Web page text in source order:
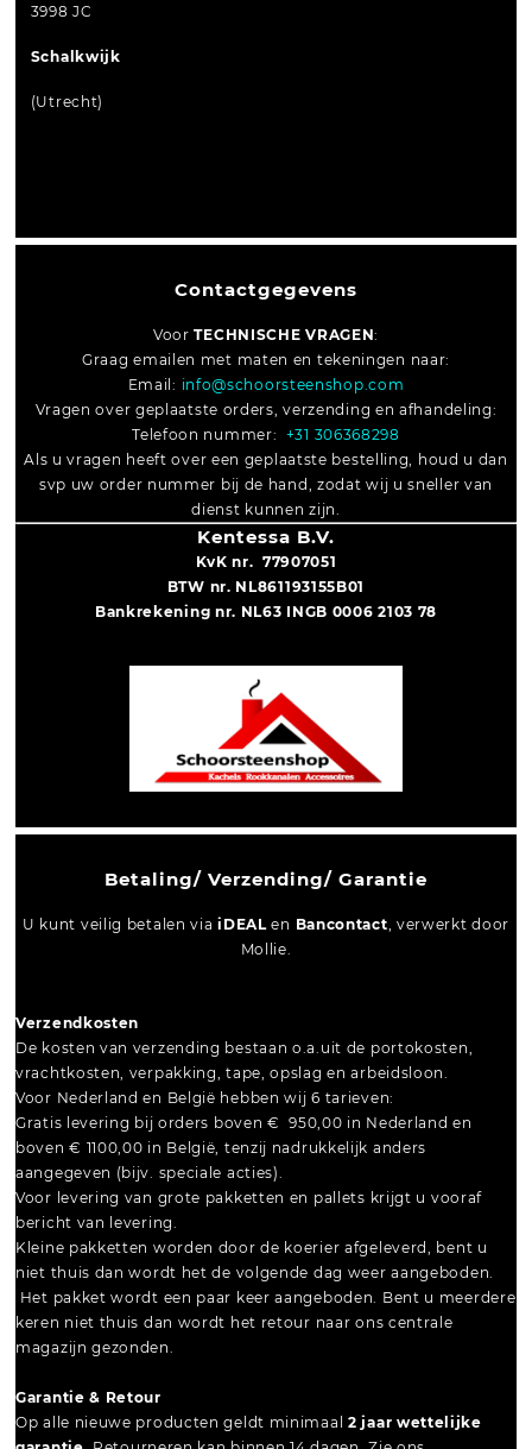
Betaling/ Verzending/ Garantie
U kunt veilig betalen viaiDEALen Bancontact, verwerkt door
Mollie.
Verzendkosten
De kosten van verzending bestaan o.a.uit de portokosten,
vrachtkosten, verpakking, tape, opslag en arbeidsloon.
Voor Nederland en België hebben wij 6 tarieven:
Gratis levering bij orders boven € 950,00 in Nederland en
boven € 1100,00 in België, tenzij nadrukkelijk anders
aangegeven (bijv. speciale acties).
Voor levering van grote pakketten en pallets krijgt u vooraf
bericht van levering.
Kleine pakketten worden door de koerier afgeleverd, bent u
niet thuis dan wordt het de volgende dag weer aangeboden.
Het pakket wordt een paar keer aangeboden. Bent u meerdere
keren niet thuis dan wordt het retour naar ons centrale
magazijn gezonden.
Garantie & Retour
Op alle nieuwe producten geldt minimaal 2 jaar wettelijke
Contactgegevens
VoorTECHNISCHE VRAGEN:
Graag emailen met maten en tekeningen naar:
Email: info@schoorsteenshop.com
Vragen over geplaatste orders, verzending en afhandeling:
Telefoon nummer: +31 306368298
Als u vragen heeft over een geplaatste bestelling, houd u dan
svp uw order nummer bij de hand, zodat wij u sneller van
dienst kunnen zijn.
Kentessa B.V.
KvK nr. 77907051
BTW nr. NL861193155B01
Bankrekening nr. NL63 INGB 0006 2103 78
3998 JC
Schalkwijk
(Utrecht)